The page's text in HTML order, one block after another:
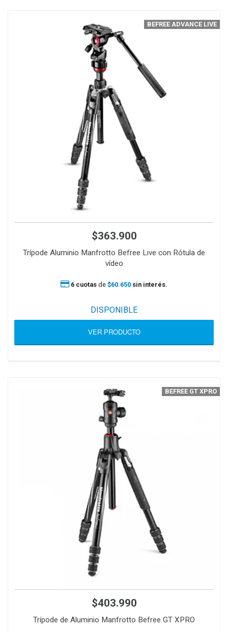
$363.900
Trípode Aluminio Manfrotto Befree Live con Rótula de
vídeo
BEFREE ADVANCE LIVE
6 cuotas de $60.650 sin interés.
DISPONIBLE
VER PRODUCTO
$403.990
Trípode de Aluminio Manfrotto Befree GT XPRO
BEFREE GT XPRO